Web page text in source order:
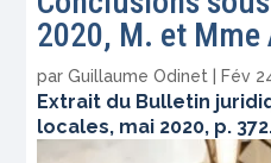
2020, M. et Mme
parGuillaume Odinet Fév
Extrait du Bulletin
locales, mai 2020, p.